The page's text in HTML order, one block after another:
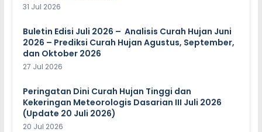
31 Jul 2026
Buletin Edisi Juli 2026 – Analisis Curah Hujan Juni
2026 – Prediksi Curah Hujan Agustus, September,
dan Oktober 2026
27 Jul 2026
Peringatan Dini Curah Hujan Tinggi dan
Kekeringan Meteorologis Dasarian III Juli 2026
(Update 20 Juli 2026)
20 Jul 2026